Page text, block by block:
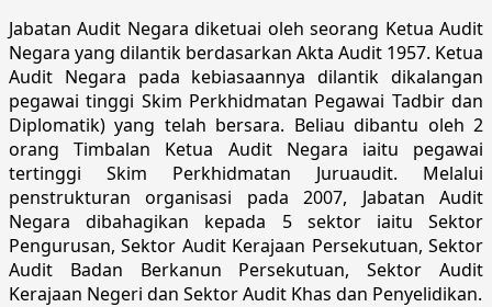
Jabatan Audit Negara diketuai oleh seorang Ketua Audit
Negara yang dilantik berdasarkan Akta Audit 1957. Ketua
Audit Negara pada kebiasaannya dilantik dikalangan
pegawai tinggi Skim Perkhidmatan Pegawai Tadbir dan
Diplomatik) yang telah bersara. Beliau dibantu oleh 2
orang Timbalan Ketua Audit Negara iaitu pegawai
tertinggi Skim Perkhidmatan Juruaudit. Melalui
penstrukturan organisasi pada 2007, Jabatan Audit
Negara dibahagikan kepada 5 sektor iaitu Sektor
Pengurusan, Sektor Audit Kerajaan Persekutuan, Sektor
Audit Badan Berkanun Persekutuan, Sektor Audit
Kerajaan Negeri dan Sektor Audit Khas dan Penyelidikan.